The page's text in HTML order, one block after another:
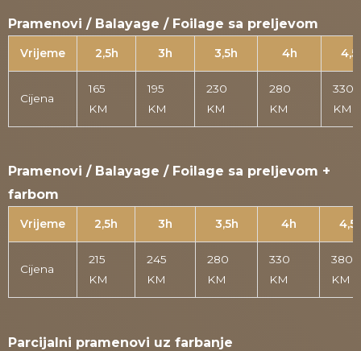
Pramenovi / Balayage / Foilage sa preljevom
Vrijeme 2,5h 3h 3,5h 4h
Cijena
165
KM
195
KM
230
KM
280
KM
330
KM
Pramenovi / Balayage / Foilage sa preljevom +
farbom
Vrijeme 2,5h 3h 3,5h 4h
Cijena
215
KM
245
KM
280
KM
330
KM
380
KM
Parcijalni pramenovi uz farbanje